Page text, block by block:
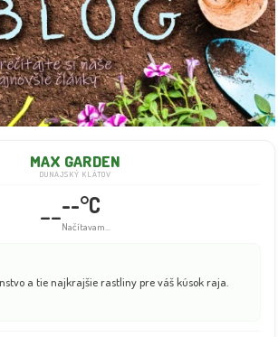
MAX GARDEN
DUNAJSKÝ KLÁTOV
--°C
Info dočasne nedostupné
a tie najkrajšie rastliny pre váš kúsok raja.